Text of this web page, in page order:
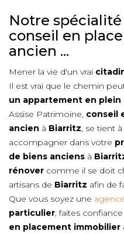
Notre
conseil en
ancien ...
Mener la vie d'un vrai
Il est vrai que le chemin
un appartement en
Assise Patrimoine, conseil
ancien à Biarritz, se tient
accompagner dans votre
de biens anciens à
rénover comme il se doit
artisans de Biarritz afin de
Que vous soyez une
particulier, faites
en placement immobilier